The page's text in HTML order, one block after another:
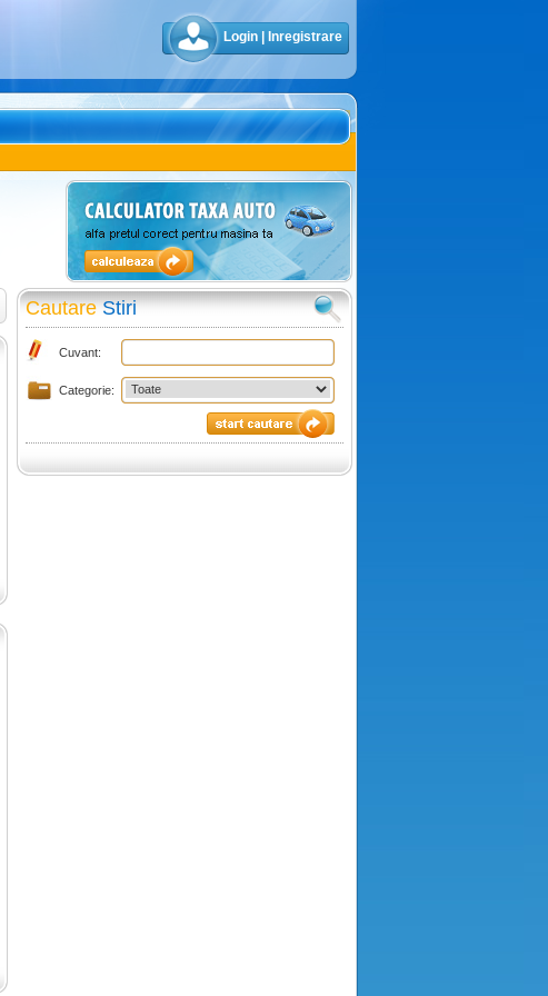
Login Inregistrare
CautareStiri
Cuvant:
Categorie: